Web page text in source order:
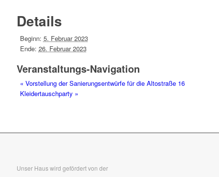
Details
Beginn: 5. Februar 2023
Ende: 26. Februar 2023
Veranstaltungs-Navigation
« Vorstellung der Sanierungsentwürfe für die Altostraße 16
Kleidertauschparty »
Unser Haus wird gefördert von der